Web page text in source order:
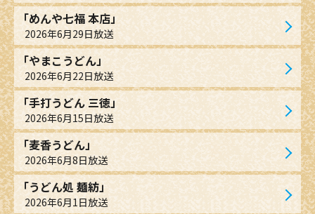
「めんや七福 本店」
2026年6月29日放送
「やまこうどん」
2026年6月22日放送
「手打うどん 三徳」
2026年6月15日放送
「麦香うどん」
2026年6月8日放送
「うどん処 麺紡」
2026年6月1日放送